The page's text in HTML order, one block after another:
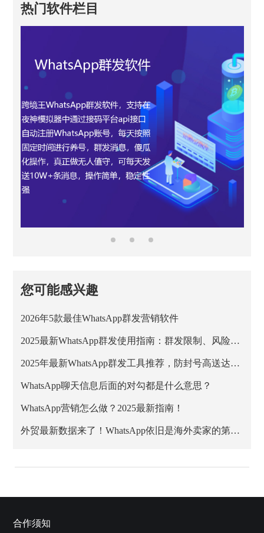
热门软件栏目
您可能感兴趣
2026年5款最佳WhatsApp群发营销软件
2025最新WhatsApp群发使用指南：群发限制、风险与安全方案解析
2025年最新WhatsApp群发工具推荐，防封号高送达率方案
WhatsApp聊天信息后面的对勾都是什么意思？
WhatsApp营销怎么做？2025最新指南！
外贸最新数据来了！WhatsApp依旧是海外卖家的第一阵地
合作须知